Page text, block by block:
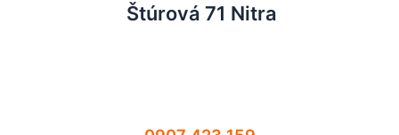
Štúrová 71 Nitra